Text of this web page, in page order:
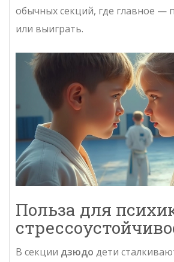
обычных секций, где главное —
или выиграть.
Польза для
В секции дзюдо дети